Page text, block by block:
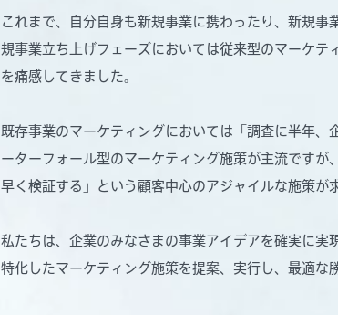
これまで、自分自身も新規事業に携わったり、新規
規事業立ち上げフェーズにおいては従来型のマーケテ
を痛感してきました。
既存事業のマーケティングにおいては「調査に半年、
ーターフォール型のマーケティング施策が主流です
早く検証する」という顧客中心のアジャイルな施策が
私たちは、企業のみなさまの事業アイデアを確実に実
特化したマーケティング施策を提案、実行し、最適な